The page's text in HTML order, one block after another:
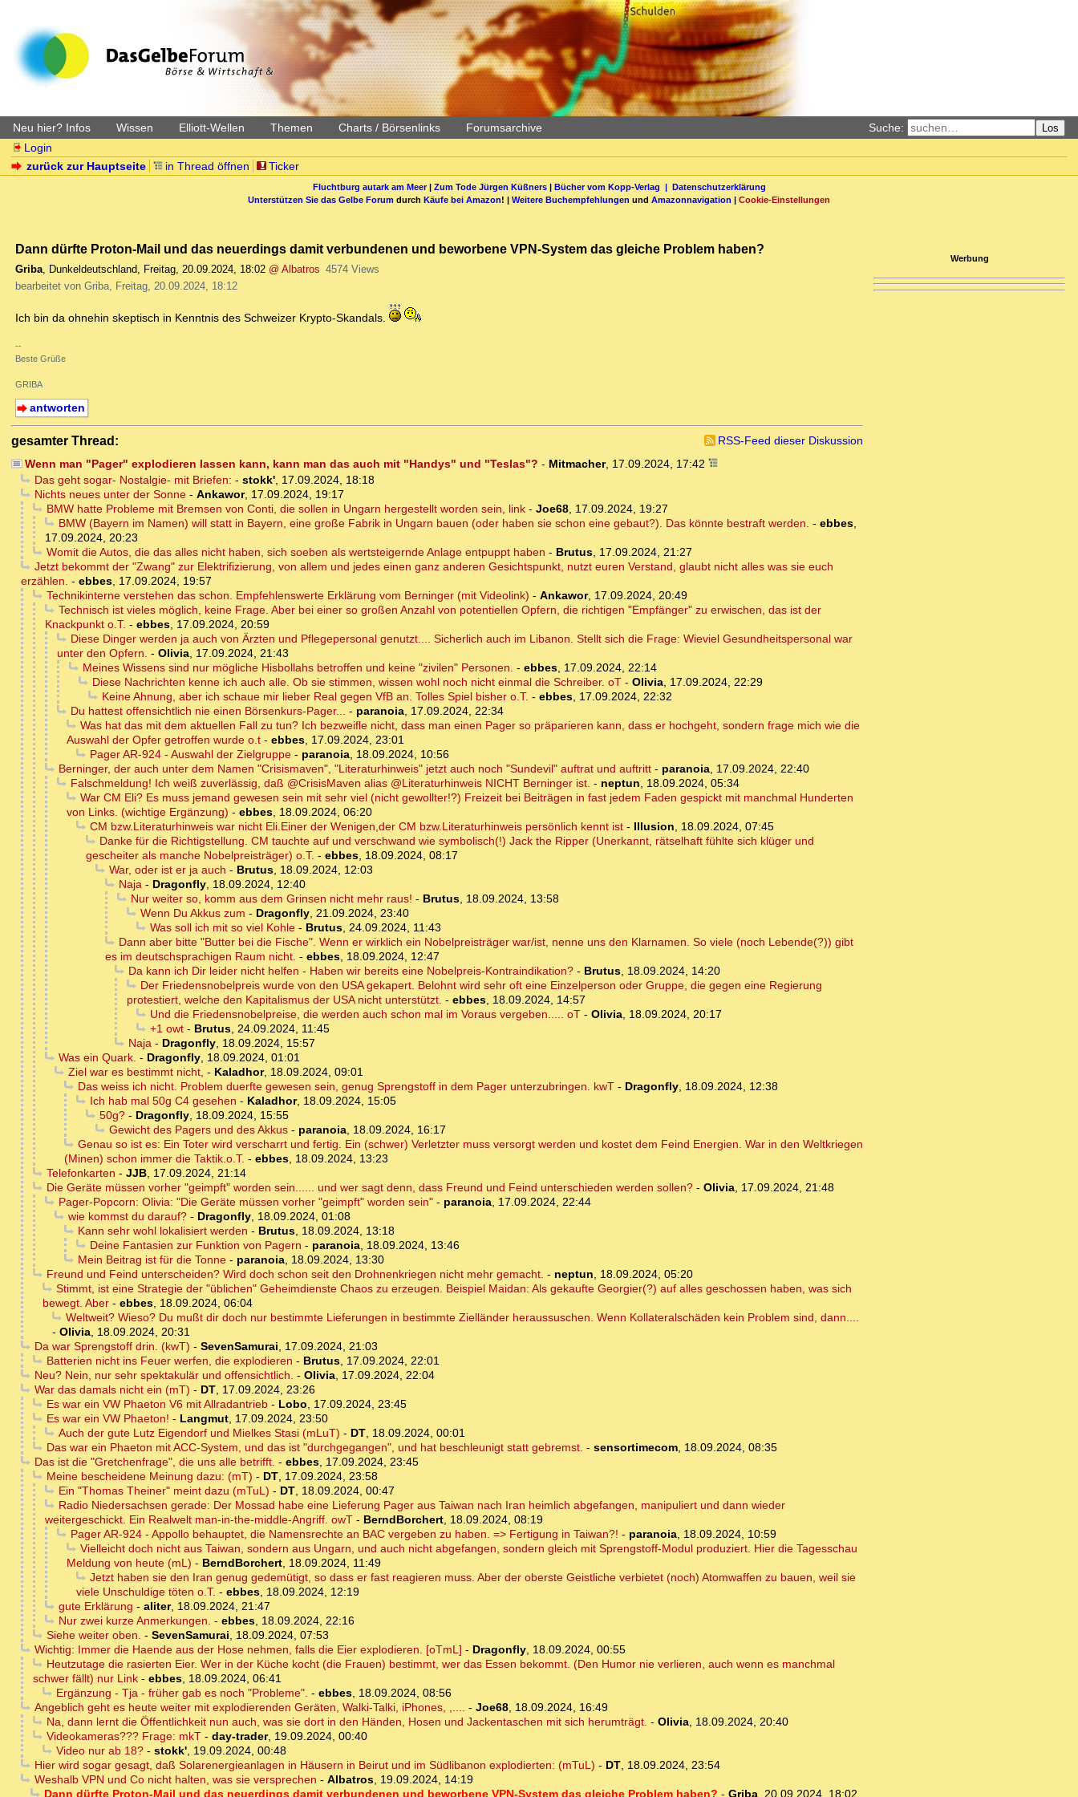
Neu hier? Infos Wissen Elliott-Wellen Themen Charts / Börsenlinks Forumsarchive Suche: Los
Login
zurück zur Hauptseite
in Thread öffnen Ticker
Fluchtburg autark am Meer| Zum Tode Jürgen Küßners| Bücher vom Kopp-Verlag | Datenschutzerklärung
Unterstützen Sie das Gelbe Forum durch Käufe bei Amazon! | Weitere Buchempfehlungen und Amazonnavigation | Cookie-Einstellungen
Dann dürfte Proton-Mail und das neuerdings damit verbundenen und beworbene VPN-System das gleiche Problem haben?
Griba, Dunkeldeutschland, Freitag, 20.09.2024, 18:02 @ Albatros 4574 Views
bearbeitet von Griba, Freitag, 20.09.2024, 18:12
Ich bin da ohnehin skeptisch in Kenntnis des Schweizer Krypto-Skandals.
--
Beste Grüße
GRIBA
antworten
gesamter Thread:
RSS-Feed dieser Diskussion
Wenn man "Pager" explodieren lassen kann, kann man das auch mit "Handys" und "Teslas"? - Mitmacher, 17.09.2024, 17:42
Das geht sogar- Nostalgie- mit Briefen: - stokk', 17.09.2024, 18:18
Nichts neues unter der Sonne- Ankawor, 17.09.2024, 19:17
BMW hatte Probleme mit Bremsen von Conti, die sollen in Ungarn hergestellt worden sein, link- Joe68, 17.09.2024, 19:27
BMW (Bayern im Namen) will statt in Bayern, eine große Fabrik in Ungarn bauen (oder haben sie schon eine gebaut?). Das könnte bestraft werden. - ebbes,
17.09.2024, 20:23
Womit die Autos, die das alles nicht haben, sich soeben als wertsteigernde Anlage entpuppt haben - Brutus, 17.09.2024, 21:27
Jetzt bekommt der "Zwang" zur Elektrifizierung, von allem und jedes einen ganz anderen Gesichtspunkt, nutzt euren Verstand, glaubt nicht alles was sie euch
erzählen. - ebbes, 17.09.2024, 19:57
Technikinterne verstehen das schon. Empfehlenswerte Erklärung vom Berninger (mit Videolink) - Ankawor, 17.09.2024, 20:49
Technisch ist vieles möglich, keine Frage. Aber bei einer so großen Anzahl von potentiellen Opfern, die richtigen "Empfänger" zu erwischen, das ist der
Knackpunkt o.T. - ebbes, 17.09.2024, 20:59
Diese Dinger werden ja auch von Ärzten und Pflegepersonal genutzt.... Sicherlich auch im Libanon. Stellt sich die Frage: Wieviel Gesundheitspersonal war
unter den Opfern. - Olivia, 17.09.2024, 21:43
Meines Wissens sind nur mögliche Hisbollahs betroffen und keine "zivilen" Personen. - ebbes, 17.09.2024, 22:14
Diese Nachrichten kenne ich auch alle. Ob sie stimmen, wissen wohl noch nicht einmal die Schreiber. oT- Olivia, 17.09.2024, 22:29
Keine Ahnung, aber ich schaue mir lieber Real gegen VfB an. Tolles Spiel bisher o.T. - ebbes, 17.09.2024, 22:32
Du hattest offensichtlich nie einen Börsenkurs-Pager... - paranoia, 17.09.2024, 22:34
Was hat das mit dem aktuellen Fall zu tun? Ich bezweifle nicht, dass man einen Pager so präparieren kann, dass er hochgeht, sondern frage mich wie die
Auswahl der Opfer getroffen wurde o.t - ebbes, 17.09.2024, 23:01
Pager AR-924 - Auswahl der Zielgruppe- paranoia, 18.09.2024, 10:56
Berninger, der auch unter dem Namen "Crisismaven", "Literaturhinweis" jetzt auch noch "Sundevil" auftrat und auftritt- paranoia, 17.09.2024, 22:40
Falschmeldung! Ich weiß zuverlässig, daß @CrisisMaven alias @Literaturhinweis NICHT Berninger ist. - neptun, 18.09.2024, 05:34
War CM Eli? Es muss jemand gewesen sein mit sehr viel (nicht gewollter!?) Freizeit bei Beiträgen in fast jedem Faden gespickt mit manchmal Hunderten
von Links. (wichtige Ergänzung) - ebbes, 18.09.2024, 06:20
CM bzw.Literaturhinweis war nicht Eli.Einer der Wenigen,der CM bzw.Literaturhinweis persönlich kennt ist- Illusion, 18.09.2024, 07:45
Danke für die Richtigstellung. CM tauchte auf und verschwand wie symbolisch(!) Jack the Ripper (Unerkannt, rätselhaft fühlte sich klüger und
gescheiter als manche Nobelpreisträger) o.T. - ebbes, 18.09.2024, 08:17
War, oder ist er ja auch - Brutus, 18.09.2024, 12:03
Naja- Dragonfly, 18.09.2024, 12:40
Nur weiter so, komm aus dem Grinsen nicht mehr raus! - Brutus, 18.09.2024, 13:58
Wenn Du Akkus zum - Dragonfly, 21.09.2024, 23:40
Was soll ich mit so viel Kohle- Brutus, 24.09.2024, 11:43
Dann aber bitte "Butter bei die Fische". Wenn er wirklich ein Nobelpreisträger war/ist, nenne uns den Klarnamen. So viele (noch Lebende(?)) gibt
es im deutschsprachigen Raum nicht. - ebbes, 18.09.2024, 12:47
Da kann ich Dir leider nicht helfen - Haben wir bereits eine Nobelpreis-Kontraindikation?- Brutus, 18.09.2024, 14:20
Der Friedensnobelpreis wurde von den USA gekapert. Belohnt wird sehr oft eine Einzelperson oder Gruppe, die gegen eine Regierung
protestiert, welche den Kapitalismus der USA nicht unterstützt. - ebbes, 18.09.2024, 14:57
Und die Friedensnobelpreise, die werden auch schon mal im Voraus vergeben..... oT- Olivia, 18.09.2024, 20:17
+1 owt- Brutus, 24.09.2024, 11:45
Naja- Dragonfly, 18.09.2024, 15:57
Was ein Quark. - Dragonfly, 18.09.2024, 01:01
Ziel war es bestimmt nicht, - Kaladhor, 18.09.2024, 09:01
Das weiss ich nicht. Problem duerfte gewesen sein, genug Sprengstoff in dem Pager unterzubringen. kwT- Dragonfly, 18.09.2024, 12:38
Ich hab mal 50g C4 gesehen - Kaladhor, 18.09.2024, 15:05
50g?- Dragonfly, 18.09.2024, 15:55
Gewicht des Pagers und des Akkus- paranoia, 18.09.2024, 16:17
Genau so ist es: Ein Toter wird verscharrt und fertig. Ein (schwer) Verletzter muss versorgt werden und kostet dem Feind Energien. War in den Weltkriegen
(Minen) schon immer die Taktik.o.T. - ebbes, 18.09.2024, 13:23
Telefonkarten - JJB, 17.09.2024, 21:14
Die Geräte müssen vorher "geimpft" worden sein...... und wer sagt denn, dass Freund und Feind unterschieden werden sollen?- Olivia, 17.09.2024, 21:48
Pager-Popcorn: Olivia: "Die Geräte müssen vorher "geimpft" worden sein"- paranoia, 17.09.2024, 22:44
wie kommst du darauf?- Dragonfly, 18.09.2024, 01:08
Kann sehr wohl lokalisiert werden - Brutus, 18.09.2024, 13:18
Deine Fantasien zur Funktion von Pagern - paranoia, 18.09.2024, 13:46
Mein Beitrag ist für die Tonne- paranoia, 18.09.2024, 13:30
Freund und Feind unterscheiden? Wird doch schon seit den Drohnenkriegen nicht mehr gemacht. - neptun, 18.09.2024, 05:20
Stimmt, ist eine Strategie der "üblichen" Geheimdienste Chaos zu erzeugen. Beispiel Maidan: Als gekaufte Georgier(?) auf alles geschossen haben, was sich
bewegt. Aber - ebbes, 18.09.2024, 06:04
Weltweit? Wieso? Du mußt dir doch nur bestimmte Lieferungen in bestimmte Zielländer heraussuschen. Wenn Kollateralschäden kein Problem sind, dann....
- Olivia, 18.09.2024, 20:31
Da war Sprengstoff drin. (kwT) - SevenSamurai, 17.09.2024, 21:03
Batterien nicht ins Feuer werfen, die explodieren - Brutus, 17.09.2024, 22:01
Neu? Nein, nur sehr spektakulär und offensichtlich. - Olivia, 17.09.2024, 22:04
War das damals nicht ein (mT) - DT, 17.09.2024, 23:26
Es war ein VW Phaeton V6 mit Allradantrieb- Lobo, 17.09.2024, 23:45
Es war ein VW Phaeton! - Langmut, 17.09.2024, 23:50
Auch der gute Lutz Eigendorf und Mielkes Stasi (mLuT) - DT, 18.09.2024, 00:01
Das war ein Phaeton mit ACC-System, und das ist "durchgegangen", und hat beschleunigt statt gebremst. - sensortimecom, 18.09.2024, 08:35
Das ist die "Gretchenfrage", die uns alle betrifft. - ebbes, 17.09.2024, 23:45
Meine bescheidene Meinung dazu: (mT) - DT, 17.09.2024, 23:58
Ein "Thomas Theiner" meint dazu (mTuL) - DT, 18.09.2024, 00:47
Radio Niedersachsen gerade: Der Mossad habe eine Lieferung Pager aus Taiwan nach Iran heimlich abgefangen, manipuliert und dann wieder
weitergeschickt. Ein Realwelt man-in-the-middle-Angriff. owT - BerndBorchert, 18.09.2024, 08:19
Pager AR-924 - Appollo behauptet, die Namensrechte an BAC vergeben zu haben. => Fertigung in Taiwan?! - paranoia, 18.09.2024, 10:59
Vielleicht doch nicht aus Taiwan, sondern aus Ungarn, und auch nicht abgefangen, sondern gleich mit Sprengstoff-Modul produziert. Hier die Tagesschau
Meldung von heute (mL) - BerndBorchert, 18.09.2024, 11:49
Jetzt haben sie den Iran genug gedemütigt, so dass er fast reagieren muss. Aber der oberste Geistliche verbietet (noch) Atomwaffen zu bauen, weil sie
viele Unschuldige töten o.T. - ebbes, 18.09.2024, 12:19
gute Erklärung - aliter, 18.09.2024, 21:47
Nur zwei kurze Anmerkungen. - ebbes, 18.09.2024, 22:16
Siehe weiter oben. - SevenSamurai, 18.09.2024, 07:53
Wichtig: Immer die Haende aus der Hose nehmen, falls die Eier explodieren. [oTmL] - Dragonfly, 18.09.2024, 00:55
Heutzutage die rasierten Eier. Wer in der Küche kocht (die Frauen) bestimmt, wer das Essen bekommt. (Den Humor nie verlieren, auch wenn es manchmal
schwer fällt) nur Link - ebbes, 18.09.2024, 06:41
Ergänzung - Tja - früher gab es noch "Probleme". - ebbes, 18.09.2024, 08:56
Angeblich geht es heute weiter mit explodierenden Geräten, Walki-Talki, iPhones, ,.... - Joe68, 18.09.2024, 16:49
Na, dann lernt die Öffentlichkeit nun auch, was sie dort in den Händen, Hosen und Jackentaschen mit sich herumträgt. - Olivia, 18.09.2024, 20:40
Videokameras??? Frage: mkT- day-trader, 19.09.2024, 00:40
Video nur ab 18?- stokk', 19.09.2024, 00:48
Hier wird sogar gesagt, daß Solarenergieanlagen in Häusern in Beirut und im Südlibanon explodierten: (mTuL) - DT, 18.09.2024, 23:54
Weshalb VPN und Co nicht halten, was sie versprechen - Albatros, 19.09.2024, 14:19
Dann dürfte Proton-Mail und das neuerdings damit verbundenen und beworbene VPN-System das gleiche Problem haben? - Griba, 20.09.2024, 18:02
Werbung